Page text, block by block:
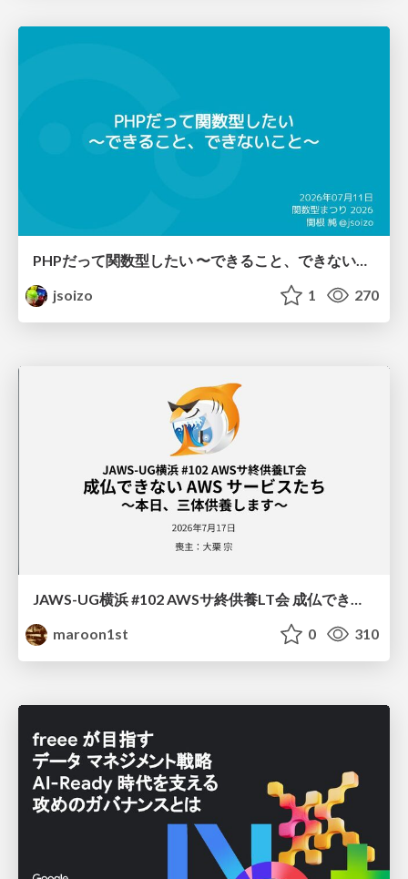
PHPだって関数型したい 〜できること、できないこと〜 / fp-in-php
jsoizo
1 270
JAWS-UG横浜 #102 AWSサ終供養LT会 成仏できない AWS サービスたち 〜本日、三体供養します〜
maroon1st
0 310